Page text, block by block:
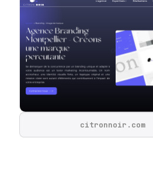
citronnoir.com